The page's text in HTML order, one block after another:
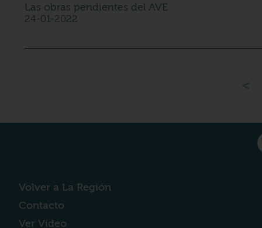
Las obras pendientes del AVE
24-01-2022
<
Volver a La Región
Contacto
Ver Vídeo